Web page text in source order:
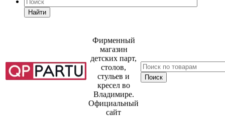
Найти
Фирменный
магазин
детских парт,
столов,
стульев и
кресел во
Владимире.
Официальный
сайт